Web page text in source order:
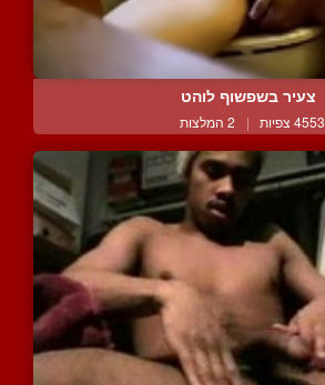
צעיר בשפשוף לוהט
4553 צפיות | 2 המלצות